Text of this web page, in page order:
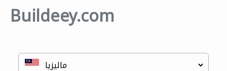
Buildeey.com